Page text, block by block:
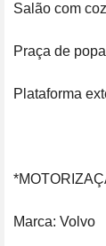
Salão com
Praça de popa
Plataforma
Marca: Volvo